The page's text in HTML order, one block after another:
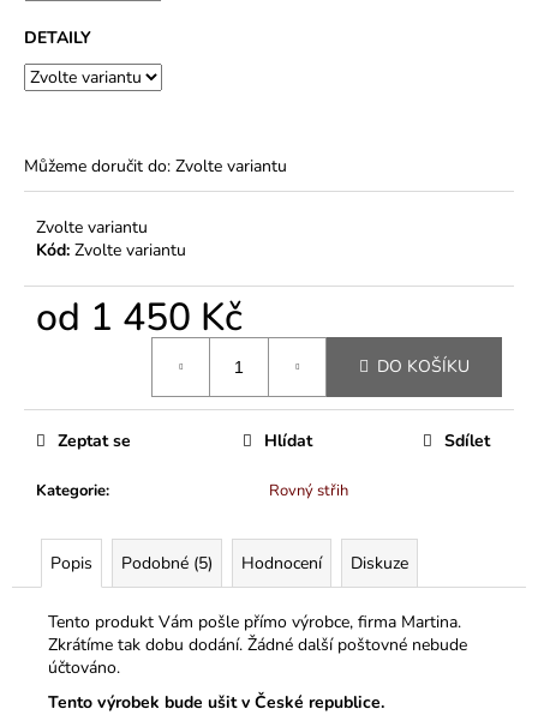
DETAILY
Můžeme doručit do: Zvolte variantu
Zvolte variantu
Kód: Zvolte variantu
od 1 450 Kč
DO KOŠÍKU
Kategorie: Rovný střih
Zeptat se Hlídat Sdílet
Popis Podobné (5) Hodnocení Diskuze
Tento produkt Vám pošle přímo výrobce, firma Martina.
Zkrátíme tak dobu dodání. Žádné další poštovné nebude
účtováno.
Tento výrobek bude ušit v České republice.